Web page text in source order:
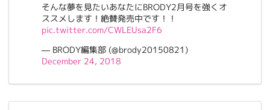
そんな夢を見たいあなたにBRODY2月号を強くオ
ススメします！絶賛発売中です！！
pic.twitter.com/CWLEUsa2F6
— BRODY編集部 (@brody20150821)
December 24, 2018